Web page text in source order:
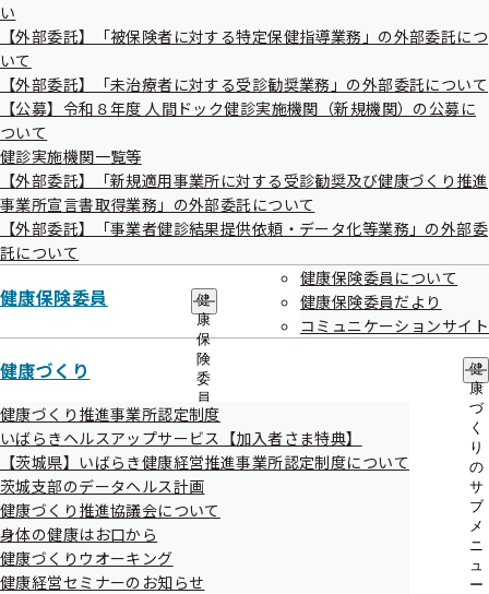
届
先
一
覧
ブ
ニ
ュ
保
健
導
の
の
ブ
ニ
い
【外部委託】「被保険者に対する特定保健指導業務」の外部委託につ
いて
【外部委託】「未治療者に対する受診勧奨業務」の外部委託について
【公募】令和８年度 人間ドック健診実施機関（新規機関）の公募に
ついて
健診実施機関一覧等
【外部委託】「新規適用事業所に対する受診勧奨及び健康づくり推進
事業所宣言書取得業務」の外部委託について
【外部委託】「事業者健診結果提供依頼・データ化等業務」の外部委
託について
健康保険委員
健
康
保
険
委
員
の
サ
ブ
メ
ニ
ュ
健康保険委員について
健康保険委員だより
コミュニケーションサイト
健康づくり
健
康
づ
く
り
の
サ
ブ
メ
ニ
ュ
ー
健康づくり推進事業所認定制度
いばらきヘルスアップサービス【加入者さま特典】
【茨城県】いばらき健康経営推進事業所認定制度について
茨城支部のデータヘルス計画
健康づくり推進協議会について
身体の健康はお口から
健康づくりウオーキング
健康経営セミナーのお知らせ
①水戸市、常陸太田市、笠間市、ひたちなか市、常陸大
宮市、那珂市、小美玉市、茨城町、大洗町、城里町、東
海村、大子町
②日立市、高萩市、北茨城市
③土浦市、石岡市、龍ケ崎市、取手市、牛久市、つくば
市、守谷市、稲敷市、かすみがうら市、つくばみらい
市、美浦村、阿見町、利根町
④古河市、結城市、下妻市、常総市、筑西市、坂東市、
桜川市、八千代町、五霞町、境町
実施機関一覧はこちら
更新 令和08年04月10日